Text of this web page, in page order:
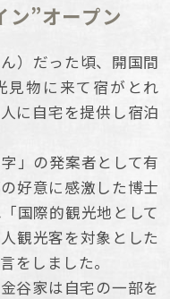
ン”オープン
）だった頃、開国間
見物に来て宿がとれ
に自宅を提供し宿泊
」の発案者として有
好意に感激した博士
国際的観光地として
観光客を対象とした
をしました。
谷家は自宅の一部を